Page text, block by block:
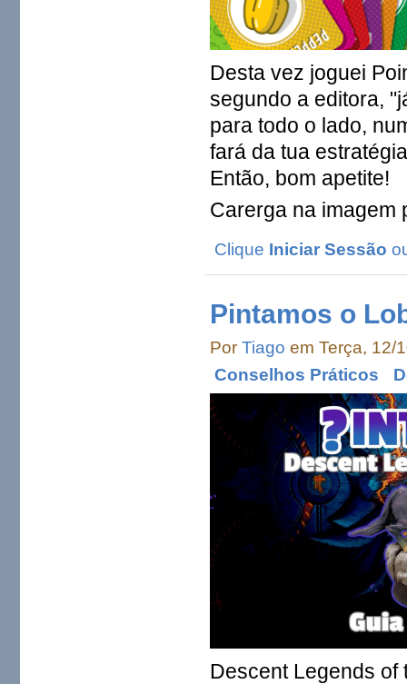
Desta vez joguei
segundo a editora,
para todo o lado,
fará da tua
Então, bom apetite!
Carerga na imagem
Clique Iniciar Sessão
Pintamos o
PorTiago em Terça, 12/
Conselhos Práticos
Descent Legends of